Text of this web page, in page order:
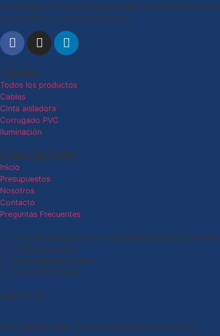
lanzamientos, consejos y todo lo que necesitás saber para
estar al día con el mundo eléctrico.
Tienda
Todos los productos
Cables
Cinta aisladora
Corrugado PVC
Iluminación
Links del sitio
Inicio
Presupuestos
Nosotros
Contacto
Preguntas Frecuentes
Local de ventas: Av. de Los Constituyentes 6061, CaBA
(1431), Argentina
ventas@pimesa.com.ar
+54 11 4571 9096
PIMESA S.A.
Copyright © 2026. Todos los derechos reservados.